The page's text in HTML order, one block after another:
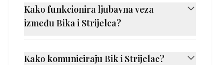
55%, što se smatra izazovnom
kompatibilnošću. Bik i Strijelac imaju različite
prirode koje mogu predstavljati izazov.
zahtijeva dodatan trud i razumijevanje. Uz
Kako funkcionira ljubavna veza
između Bika i Strijelca?
Ljubavna veza između Bika i Strijelca može
biti izazovna zbog različitih pristupa romantici
Kako komuniciraju Bik i Strijelac?